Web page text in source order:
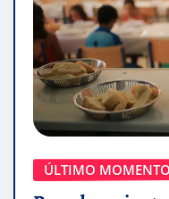
ÚLTIMO MOMENTO